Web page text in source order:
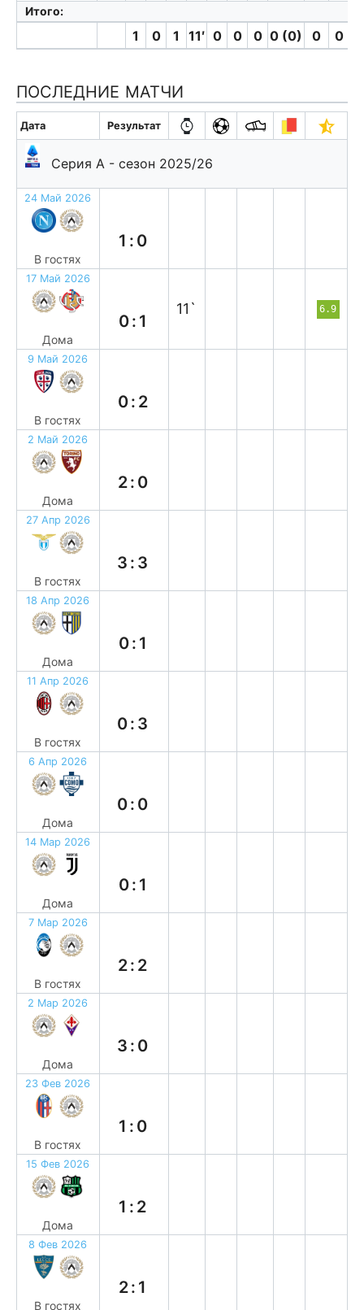
Итого:
1 0 1 11′ 0 0 0 0 (0) 0 0
ПОСЛЕДНИЕ МАТЧИ
Дата Результат
Серия А - сезон 2025/26
24 Май 2026
В гостях
1:0
17 Май 2026
Дома
0:1
11` 6.9
9 Май 2026
В гостях
0:2
2 Май 2026
Дома
2:0
27 Апр 2026
В гостях
3:3
18 Апр 2026
Дома
0:1
11 Апр 2026
В гостях
0:3
6 Апр 2026
Дома
0:0
14 Мар 2026
Дома
0:1
7 Мар 2026
В гостях
2:2
2 Мар 2026
Дома
3:0
23 Фев 2026
В гостях
1:0
15 Фев 2026
Дома
1:2
8 Фев 2026
В гостях
2:1